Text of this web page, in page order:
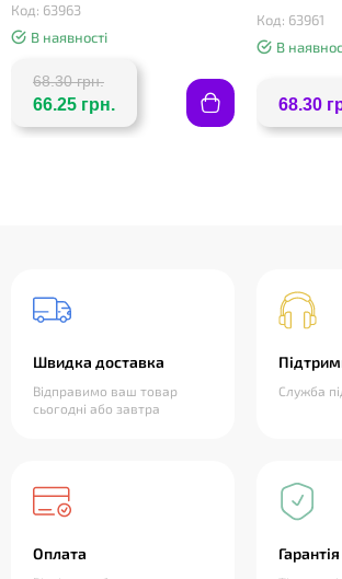
Код: 63963
В наявності
68.30 грн.
66.25 грн.
Код: 63961
В
68.30
Швидка доставка
Відправимо ваш товар
сьогодні або завтра
Служба
Оплата